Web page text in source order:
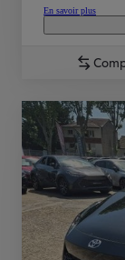
En savoir plus